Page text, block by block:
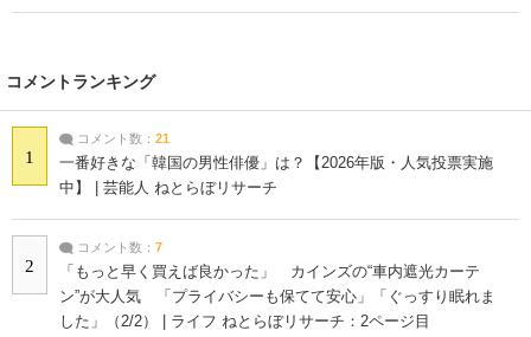
コメントランキング
1
コメント数： 21
一番好きな「韓国の男性俳優」は？【2026年版・人気投票実施
中】 | 芸能人 ねとらぼリサーチ
2
コメント数： 7
「もっと早く買えば良かった」 カインズの“車内遮光カーテ
ン”が大人気 「プライバシーも保てて安心」「ぐっすり眠れま
した」（2/2） | ライフ ねとらぼリサーチ：2ページ目